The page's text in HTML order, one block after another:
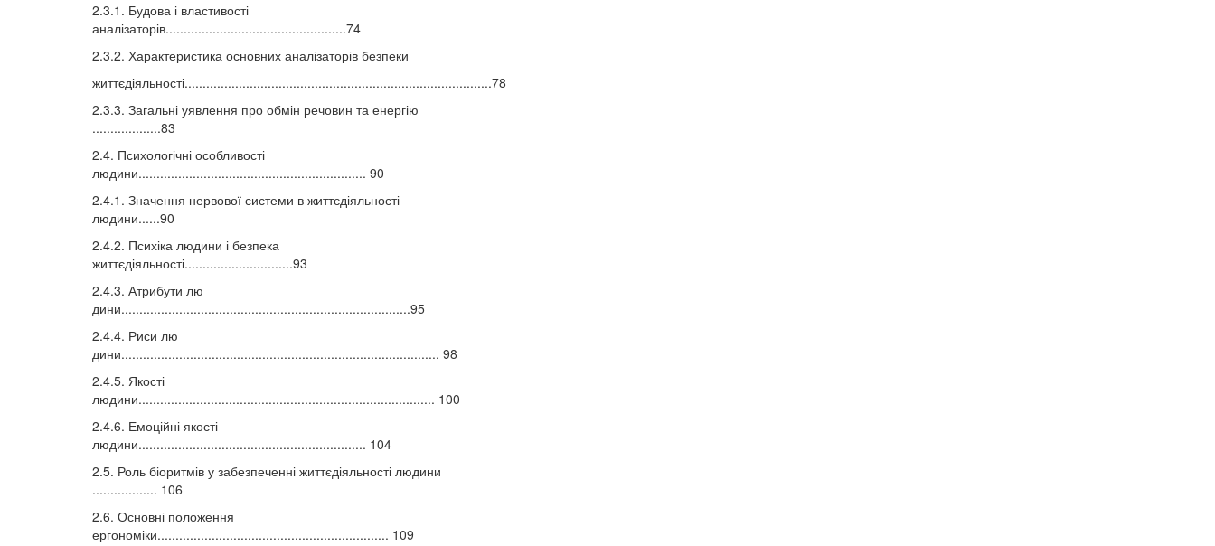
2.3.1. Будова і властивості
аналізаторів..................................................74
2.3.2. Характеристика основних аналізаторів безпеки
життєдіяльності.....................................................................................78
2.3.3. Загальні уявлення про обмін речовин та енергію
...................83
2.4. Психологічні особливості
людини............................................................... 90
2.4.1. Значення нервової системи в життєдіяльності
людини......90
2.4.2. Психіка людини і безпека
життєдіяльності..............................93
2.4.3. Атрибути лю
дини................................................................................95
2.4.4. Риси лю
дини........................................................................................ 98
2.4.5. Якості
людини.................................................................................. 100
2.4.6. Емоційні якості
людини............................................................... 104
2.5. Роль біоритмів у забезпеченні життєдіяльності людини
.................. 106
2.6. Основні положення
ергономіки................................................................ 109